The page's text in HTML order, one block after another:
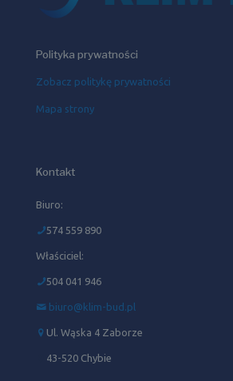
Polityka prywatności
Zobacz politykę prywatności
Mapa strony
Kontakt
Biuro:
574 559 890
Właściciel:
504 041 946‬
biuro@klim-bud.pl
Ul. Wąska 4 Zaborze
43-520 Chybie